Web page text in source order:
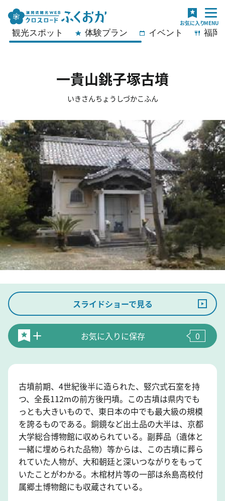
観光スポット 体験プラン イベント 福岡
一貴山銚子塚古墳
いきさんちょうしづかこふん
スライドショーで見る
お気に入りに保存 0
古墳前期、4世紀後半に造られた、竪穴式石室を持
つ、全長112mの前方後円墳。この古墳は県内でも
っとも大きいもので、東日本の中でも最大級の規模
を誇るものである。銅鏡など出土品の大半は、京都
大学総合博物館に収められている。副葬品（遺体と
一緒に埋められた品物）等からは、この古墳に葬ら
れていた人物が、大和朝廷と深いつながりをもって
いたことがわかる。木棺材片等の一部は糸島高校付
属郷土博物館にも収蔵されている。